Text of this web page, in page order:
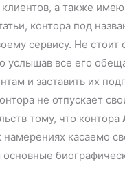
а также
контора под
сервису. Не стоит
услышав все его
и заставить их
не отпускает
тому, что контора
касаемо
основные